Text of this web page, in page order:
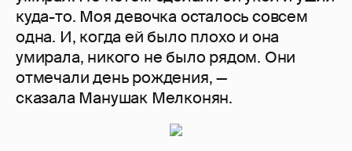
куда-то. Моя девочка осталось совсем
одна. И, когда ей было плохо и она
умирала, никого не было рядом. Они
отмечали день рождения, —
сказала Манушак Мелконян.